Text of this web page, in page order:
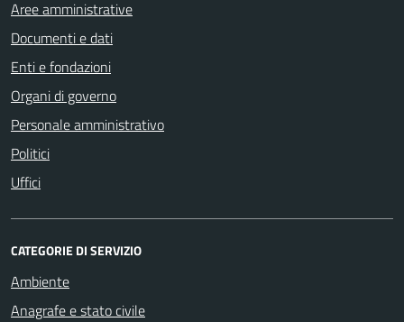
Aree amministrative
Documenti e dati
Enti e fondazioni
Organi di governo
Personale amministrativo
Politici
Uffici
CATEGORIE DI SERVIZIO
Ambiente
Anagrafe e stato civile